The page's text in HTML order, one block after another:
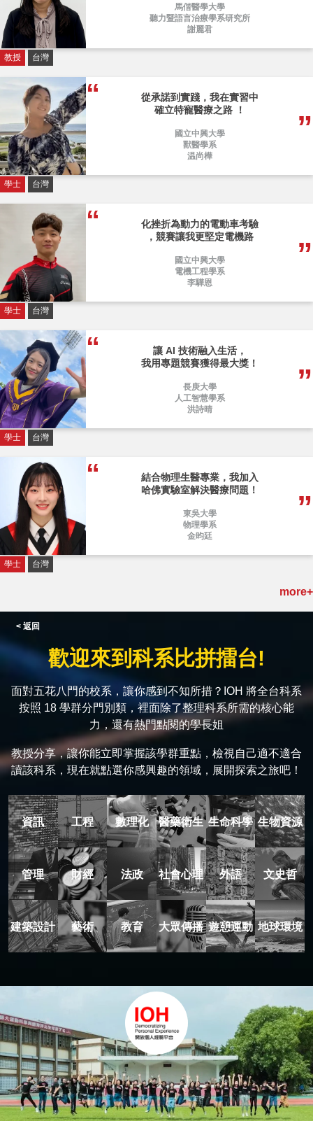
馬偕醫學大學
聽力暨語言治療學系研究所
謝麗君
教授 台灣
從承諾到實踐，我在實習中
確立特寵醫療之路 ！
國立中興大學
獸醫學系
温尚樺
學士 台灣
化挫折為動力的電動車考驗
，競賽讓我更堅定電機路
國立中興大學
電機工程學系
李驊恩
學士 台灣
讓 AI 技術融入生活，
我用專題競賽獲得最大獎！
長庚大學
人工智慧學系
洪詩晴
學士 台灣
結合物理生醫專業，我加入
哈佛實驗室解決醫療問題！
東吳大學
物理學系
金昀廷
學士 台灣
more+
< 返回
歡迎來到科系比拼擂台!
面對五花八門的校系，讓你感到不知所措？IOH 將全台科系
按照 18 學群分門別類，裡面除了整理科系所需的核心能
力，還有熱門點閱的學長姐
教授分享，讓你能立即掌握該學群重點，檢視自己適不適合
讀該科系，現在就點選你感興趣的領域，展開探索之旅吧！
資訊 工程 數理化 醫藥衛生 生命科學 生物資源
管理 財經 法政 社會心理 外語 文史哲
建築設計 藝術 教育 大眾傳播 遊憩運動 地球環境